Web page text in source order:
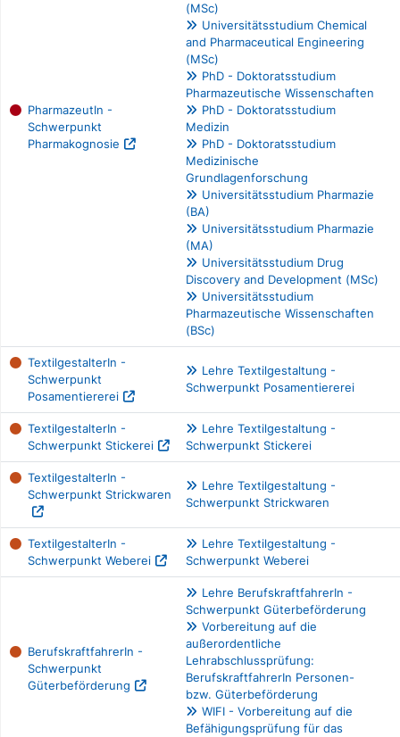
PharmazeutIn -
Schwerpunkt
Pharmakognosie
(MSc)
Universitätsstudium Chemical
and Pharmaceutical Engineering
(MSc)
PhD - Doktoratsstudium
Pharmazeutische Wissenschaften
PhD - Doktoratsstudium
Medizin
PhD - Doktoratsstudium
Medizinische
Grundlagenforschung
Universitätsstudium Pharmazie
(BA)
Universitätsstudium Pharmazie
(MA)
Universitätsstudium Drug
Discovery and Development (MSc)
Universitätsstudium
Pharmazeutische Wissenschaften
(BSc)
TextilgestalterIn -
Schwerpunkt
Posamentiererei
Lehre Textilgestaltung -
Schwerpunkt Posamentiererei
TextilgestalterIn -
Schwerpunkt Stickerei
Lehre Textilgestaltung -
Schwerpunkt Stickerei
TextilgestalterIn -
Schwerpunkt Strickwaren
Lehre Textilgestaltung -
Schwerpunkt Strickwaren
TextilgestalterIn -
Schwerpunkt Weberei
Lehre Textilgestaltung -
Schwerpunkt Weberei
BerufskraftfahrerIn -
Schwerpunkt
Güterbeförderung
Lehre BerufskraftfahrerIn -
Schwerpunkt Güterbeförderung
Vorbereitung auf die
außerordentliche
Lehrabschlussprüfung:
BerufskraftfahrerIn Personen-
bzw. Güterbeförderung
WIFI - Vorbereitung auf die
Befähigungsprüfung für das